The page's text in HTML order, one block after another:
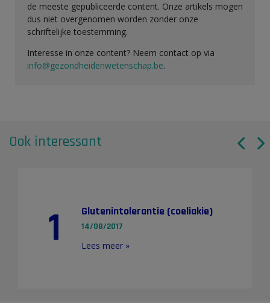
de meeste gepubliceerde content. Onze artikels mogen
dus niet overgenomen worden zonder onze
schriftelijke toestemming.
Interesse in onze content? Neem contact op via
info@gezondheidenwetenschap.be.
Ook interessant
1 Glutenintolerantie (coeliakie)
14/08/2017
Lees meer »